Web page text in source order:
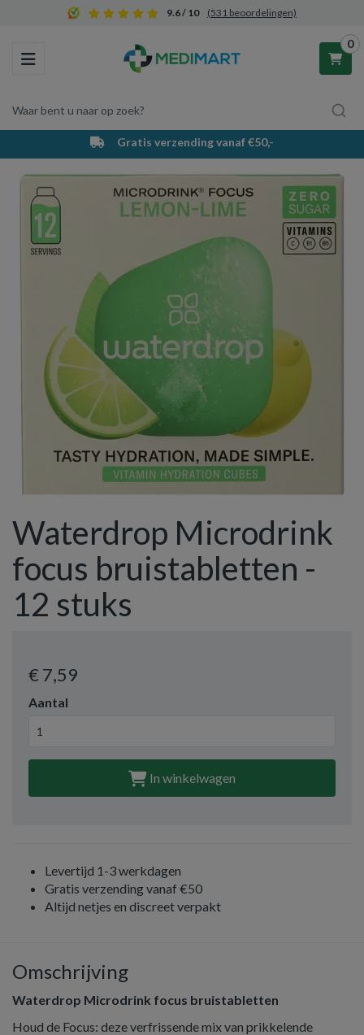
9.6 / 10 (531 beoordelingen)
Toggle navigation
Waar bent u naar op zoek?
0
Winkelwagen
Uw winkelwagen is leeg.
Vul hem met producten.
Gratis verzending vanaf €50,-
Waterdrop Microdrink
focus bruistabletten -
12 stuks
€ 7,59
Aantal
In winkelwagen
Levertijd 1-3 werkdagen
Gratis verzending vanaf €50
Altijd netjes en discreet verpakt
Omschrijving
Waterdrop Microdrink focus bruistabletten
Houd de Focus: deze verfrissende mix van prikkelende